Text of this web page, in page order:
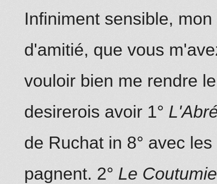
Infiniment sensible,
d'amitié, que vous
vouloir bien me rendre
desirerois avoir 1°
de Ruchat in 8° avec
pagnent. 2° Le